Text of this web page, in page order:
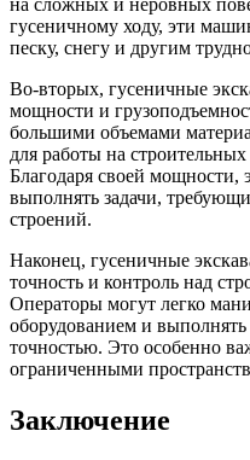
на сложных и неровных
гусеничному ходу, эти
песку, снегу и другим
Во-вторых, гусеничные
мощности и
большими объемами
для работы на
Благодаря своей мощности,
выполнять задачи,
строений.
Наконец, гусеничные
точность и контроль над
Операторы могут легко
оборудованием и
точностью. Это особенно
ограниченными
Заключение